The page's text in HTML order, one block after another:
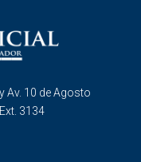
Av. 10 de Agosto
3134